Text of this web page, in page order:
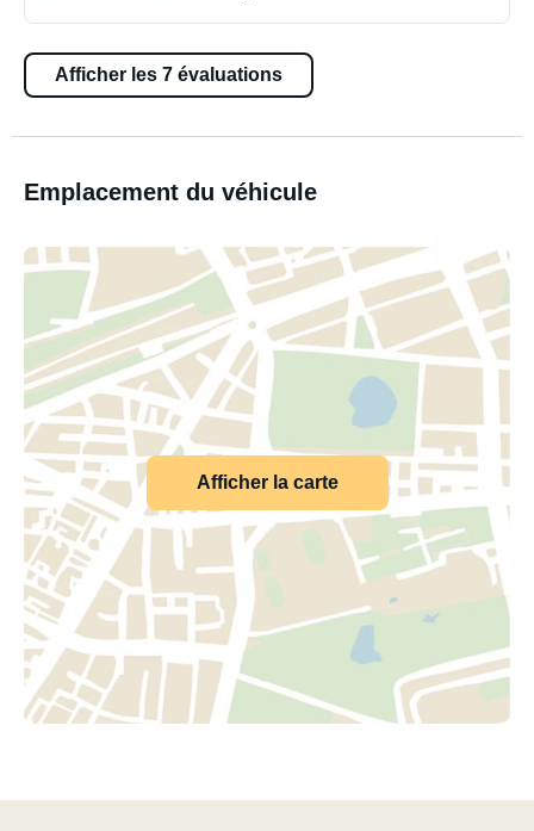
Afficher les 7 évaluations
Emplacement du véhicule
Afficher la carte